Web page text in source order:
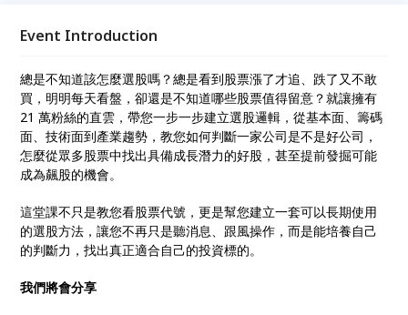
股的機會。 這堂課不只是教您看股票代號，更是幫您
合自己的投資標的。
Event Introduction
總是不知道該怎麼選股嗎？總是看到股票漲了才追、跌了又不敢
買，明明每天看盤，卻還是不知道哪些股票值得留意？就讓擁有
21 萬粉絲的直雲，帶您一步一步建立選股邏輯，從基本面、籌碼
面、技術面到產業趨勢，教您如何判斷一家公司是不是好公司，
怎麼從眾多股票中找出具備成長潛力的好股，甚至提前發掘可能
成為飆股的機會。
這堂課不只是教您看股票代號，更是幫您建立一套可以長期使用
的選股方法，讓您不再只是聽消息、跟風操作，而是能培養自己
的判斷力，找出真正適合自己的投資標的。
我們將會分享